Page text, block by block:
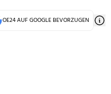
OE24 AUF GOOGLE BEVORZUGEN